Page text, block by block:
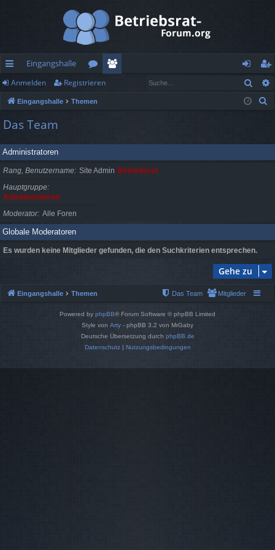
ch
ne
llz
ug
f
Eingangshalle
or
en
r
n
m
de
eg
ist
re
Anmelden Registrieren
Eingangshalle Themen
Das Team
Administratoren
Rang, Benutzername Site Admin Betriebsrat
Hauptgruppe
Administratoren
Moderator Alle Foren
Globale Moderatoren
Es wurden keine Mitglieder gefunden, die den Suchkriterien entsprechen.
Gehe zu
Eingangshalle Themen Mitglieder
Das Team
Powered by phpBB® Forum Software © phpBB Limited
Style von Arty - phpBB 3.2 von MrGaby
Deutsche Übersetzung durch phpBB.de
Datenschutz| Nutzungsbedingungen